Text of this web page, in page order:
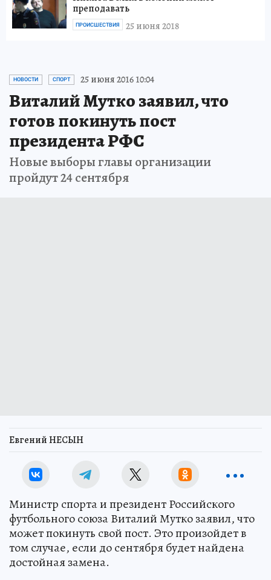
преподавать
25 июня 2018
ПРОИСШЕСТВИЯ
НОВОСТИ СПОРТ 25 июня 2016 10:04
Виталий Мутко заявил, что
готов покинуть пост
президента РФС
Новые выборы главы организации
пройдут 24 сентября
Евгений НЕСЫН
Министр спорта и президент Российского
футбольного союза Виталий Мутко заявил, что
может покинуть свой пост. Это произойдет в
том случае, если до сентября будет найдена
достойная замена.